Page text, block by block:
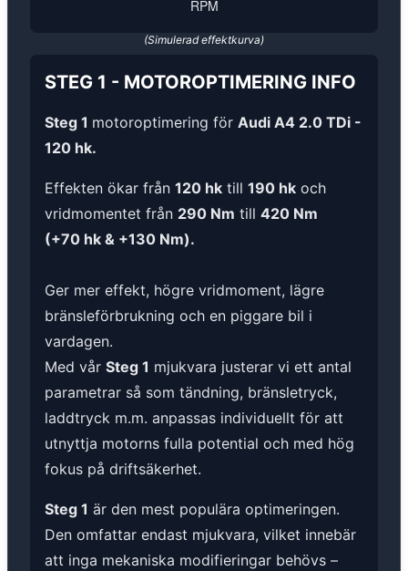
(Simulerad effektkurva)
STEG 1 - MOTOROPTIMERING INFO
Steg 1 motoroptimering för Audi A4 2.0 TDi -
120 hk.
Effekten ökar från 120 hk till 190 hk och
vridmomentet från 290 Nm till 420 Nm
(+70 hk & +130 Nm).
Ger mer effekt, högre vridmoment, lägre
bränsleförbrukning och en piggare bil i
vardagen.
Med vår Steg 1 mjukvara justerar vi ett antal
parametrar så som tändning, bränsletryck,
laddtryck m.m. anpassas individuellt för att
utnyttja motorns fulla potential och med hög
fokus på driftsäkerhet.
Steg 1 är den mest populära optimeringen.
Den omfattar endast mjukvara, vilket innebär
att inga mekaniska modifieringar behövs –